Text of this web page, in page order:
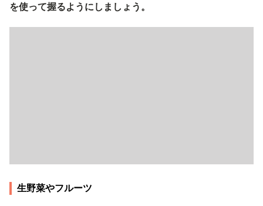
を使って握るようにしましょう。
生野菜やフルーツ